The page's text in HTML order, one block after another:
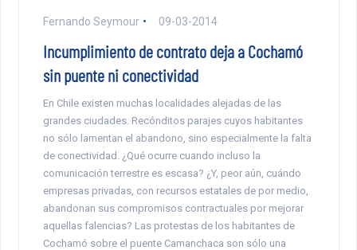
Fernando Seymour 09-03-2014
Incumplimiento de contrato deja a Cochamó
sin puente ni conectividad
En Chile existen muchas localidades alejadas de las
grandes ciudades. Recónditos parajes cuyos habitantes
no sólo lamentan el abandono, sino especialmente la falta
de conectividad. ¿Qué ocurre cuando incluso la
comunicación terrestre es escasa? ¿Y, peor aún, cuándo
empresas privadas, con recursos estatales de por medio,
abandonan sus compromisos contractuales por mejorar
aquellas falencias? Las protestas de los habitantes de
Cochamó sobre el puente Camanchaca son sólo una